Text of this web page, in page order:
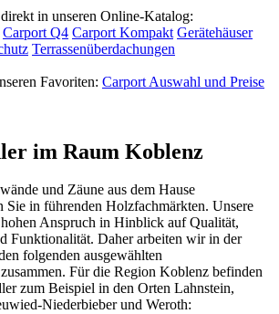
in unseren Online-Katalog:
Carport Q4 Carport Kompakt Gerätehäuser
Terrassenüberdachungen
Favoriten: Carport Auswahl und Preise
im Raum Koblenz
und Zäune aus dem Hause
Sie in führenden Holzfachmärkten. Unsere
Anspruch in Hinblick auf Qualität,
Funktionalität. Daher arbeiten wir in der
folgenden ausgewählten
Für die Region Koblenz befinden
zum Beispiel in den Orten Lahnstein,
Niederbieber und Weroth: